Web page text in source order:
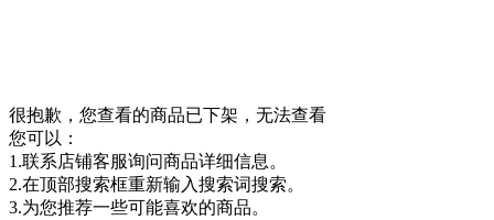
很抱歉，您查看的商品已下架，无法查看
您可以：
1.联系店铺客服询问商品详细信息。
2.在顶部搜索框重新输入搜索词搜索。
3.为您推荐一些可能喜欢的商品。